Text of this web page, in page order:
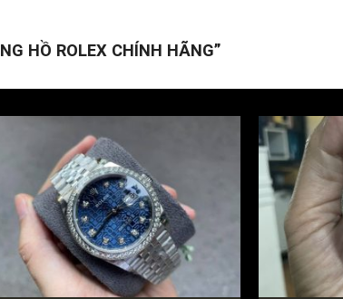
HỒ ROLEX CHÍNH HÃNG”